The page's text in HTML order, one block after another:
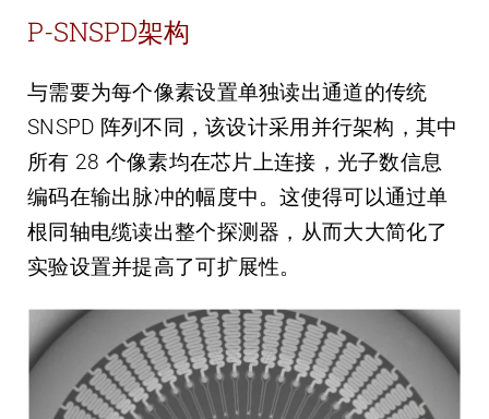
P-SNSPD架构
与需要为每个像素设置单独读出通道的传统
SNSPD 阵列不同，该设计采用并行架构，其中
所有 28 个像素均在芯片上连接，光子数信息
编码在输出脉冲的幅度中。这使得可以通过单
根同轴电缆读出整个探测器，从而大大简化了
实验设置并提高了可扩展性。